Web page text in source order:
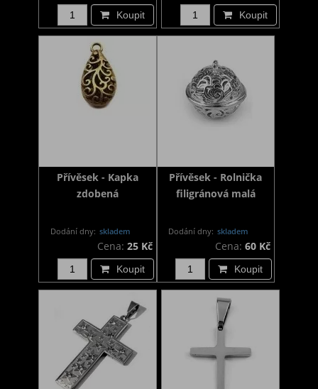
Koupit Koupit
Přívěsek - Kapka
zdobená
Dodání dny: skladem
Cena: 25 Kč
Koupit
Přívěsek - Rolnička
filigránová malá
Dodání dny: skladem
Cena:60 Kč
Koupit